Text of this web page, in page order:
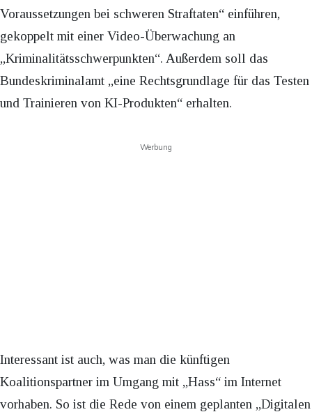
Voraussetzungen bei schweren Straftaten“ einführen,
gekoppelt mit einer Video-Überwachung an
„Kriminalitätsschwerpunkten“. Außerdem soll das
Bundeskriminalamt „eine Rechtsgrundlage für das Testen
und Trainieren von KI-Produkten“ erhalten.
Werbung
Interessant ist auch, was man die künftigen
Koalitionspartner im Umgang mit „Hass“ im Internet
vorhaben. So ist die Rede von einem geplanten „Digitalen